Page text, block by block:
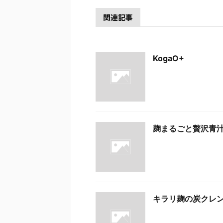
関連記事
KogaO+
麹まるごと贅沢青
キラリ麹の炭クレ